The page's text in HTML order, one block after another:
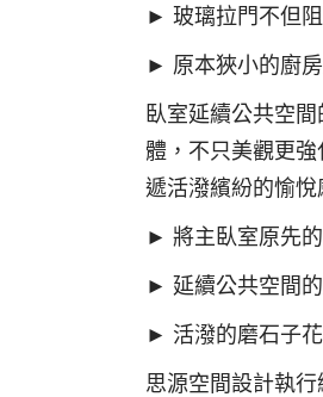
► 玻璃拉門不但
► 原本狹小的廚
臥室延續公共空
體，不只美觀更
遞活潑繽紛的愉悅
► 將主臥室原先
► 延續公共空間
► 活潑的磨石子
思源空間設計執